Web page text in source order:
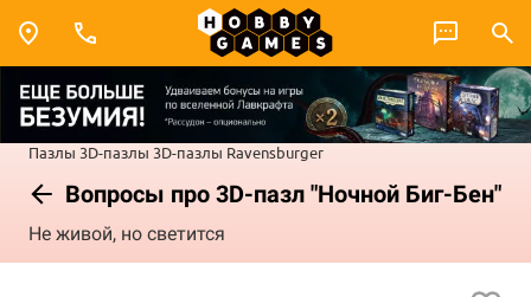
Пазлы 3D-пазлы 3D-пазлы Ravensburger
Вопросы про 3D-пазл "Ночной Биг-Бен"
Не живой, но светится